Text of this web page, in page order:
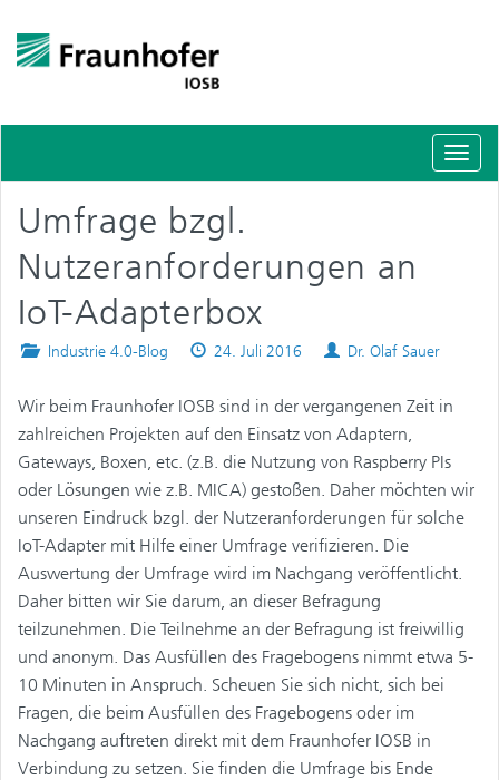
Umfrage bzgl.
Nutzeranforderungen an
IoT-Adapterbox
Posted
Industrie 4.0-Blog
Published
24. Juli 2016 Authors
Dr. Olaf Sauer
Wir beim Fraunhofer IOSB sind in der vergangenen Zeit in
zahlreichen Projekten auf den Einsatz von Adaptern,
Gateways, Boxen, etc. (z.B. die Nutzung von Raspberry PIs
oder Lösungen wie z.B. MICA) gestoßen. Daher möchten wir
unseren Eindruck bzgl. der Nutzeranforderungen für solche
IoT-Adapter mit Hilfe einer Umfrage verifizieren. Die
Auswertung der Umfrage wird im Nachgang veröffentlicht.
Daher bitten wir Sie darum, an dieser Befragung
teilzunehmen. Die Teilnehme an der Befragung ist freiwillig
und anonym. Das Ausfüllen des Fragebogens nimmt etwa 5-
10 Minuten in Anspruch. Scheuen Sie sich nicht, sich bei
Fragen, die beim Ausfüllen des Fragebogens oder im
Nachgang auftreten direkt mit dem Fraunhofer IOSB in
Verbindung zu setzen. Sie finden die Umfrage bis Ende